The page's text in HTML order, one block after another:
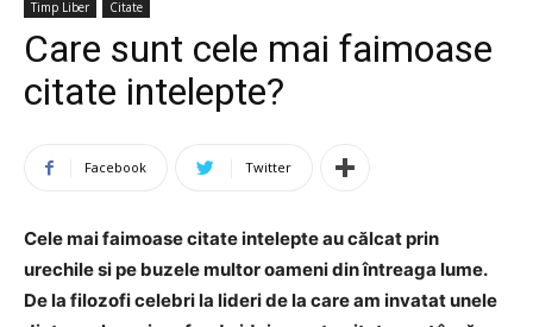
Timp Liber Citate
Care sunt cele mai faimoase
citate intelepte?
Facebook Twitter
Cele mai faimoase citate intelepte au călcat prin
urechile si pe buzele multor oameni din întreaga lume.
De la filozofi celebri la lideri de la care am invatat unele